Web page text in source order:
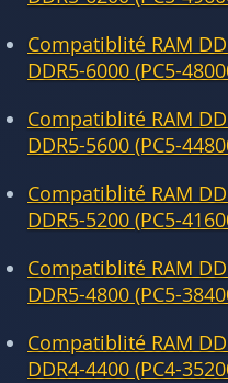
Compatiblité RAM
DDR5-6000 (PC5-
Compatiblité RAM
DDR5-5600 (PC5-
Compatiblité RAM
DDR5-5200 (PC5-
Compatiblité RAM
DDR5-4800 (PC5-
Compatiblité RAM
DDR4-4400 (PC4-